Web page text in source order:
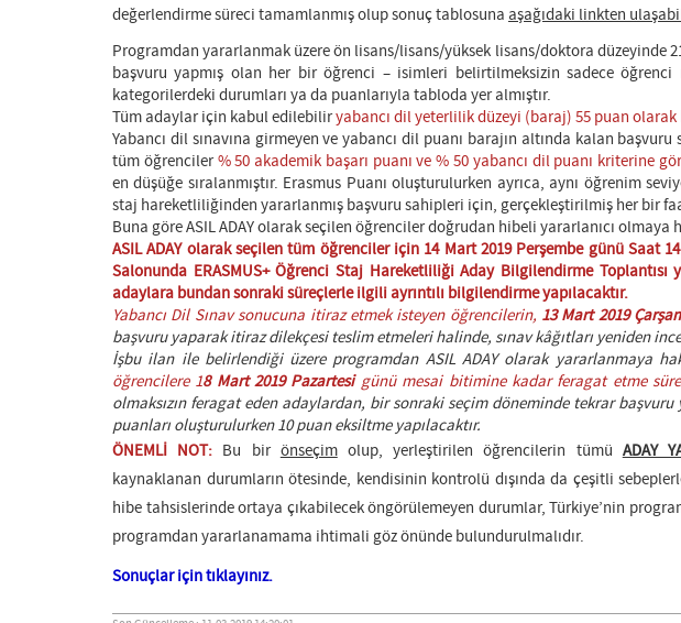
değerlendirme süreci tamamlanmış olup sonuç tablosuna aşağıdaki linkten
Programdan yararlanmak üzere ön lisans/lisans/yüksek lisans/doktora düzeyinde
başvuru yapmış olan her bir öğrenci – isimleri belirtilmeksizin sadece
kategorilerdeki durumları ya da puanlarıyla tabloda yer almıştır.
Tüm adaylar için kabul edilebiliryabancı dil yeterlilik düzeyi (baraj) 55 puan olarak
Yabancı dil sınavına girmeyen ve yabancı dil puanı barajın altında kalan
tüm öğrenciler% 50 akademik başarı puanı ve % 50 yabancı dil puanı kriterine
en düşüğe sıralanmıştır. Erasmus Puanı oluşturulurken ayrıca, aynı öğrenim
staj hareketliliğinden yararlanmış başvuru sahipleri için, gerçekleştirilmiş her bir
Buna göre ASIL ADAY olarak seçilen öğrenciler doğrudan hibeli yararlanıcı olmaya
ASIL ADAYolarak seçilen tüm öğrenciler için 14 Mart 2019 Perşembe günü Saat
Salonunda ERASMUS+ Öğrenci Staj Hareketliliği Aday Bilgilendirme Toplantısı
adaylara bundan sonraki süreçlerle ilgili ayrıntılı bilgilendirme yapılacaktır.
Yabancı Dil Sınav sonucuna itiraz etmek isteyen öğrencilerin, 13 Mart 2019
başvuru yaparak itiraz dilekçesi teslim etmeleri halinde, sınav kâğıtları yeniden
İşbu ilan ile belirlendiği üzere programdan ASIL ADAY olarak yararlanmaya
öğrencilere 18 Mart 2019 Pazartesi günü mesai bitimine kadar feragat etme
olmaksızın feragat eden adaylardan, bir sonraki seçim döneminde tekrar
puanları oluşturulurken 10 puan eksiltme yapılacaktır.
ÖNEMLİ NOT: Bu birönseçimolup, yerleştirilen öğrencilerin tümüADAY
kaynaklanan durumların ötesinde, kendisinin kontrolü dışında da çeşitli
hibe tahsislerinde ortaya çıkabilecek öngörülemeyen durumlar, Türkiye’nin
programdan yararlanamama ihtimali göz önünde bulundurulmalıdır.
Sonuçlar için tıklayınız.